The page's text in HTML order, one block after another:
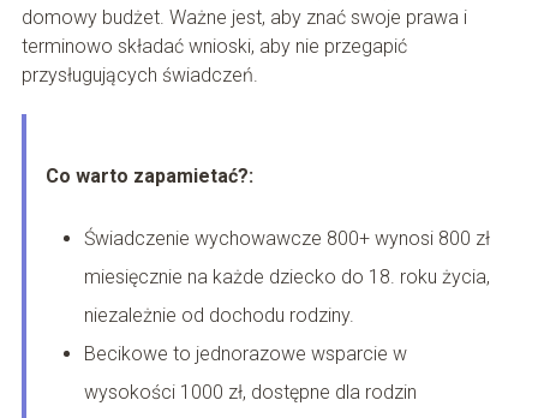
domowy budżet. Ważne jest, aby znać swoje prawa i
terminowo składać wnioski, aby nie przegapić
przysługujących świadczeń.
Co warto zapamietać?:
Świadczenie wychowawcze 800+ wynosi 800 zł
miesięcznie na każde dziecko do 18. roku życia,
niezależnie od dochodu rodziny.
Becikowe to jednorazowe wsparcie w
wysokości 1000 zł, dostępne dla rodzin